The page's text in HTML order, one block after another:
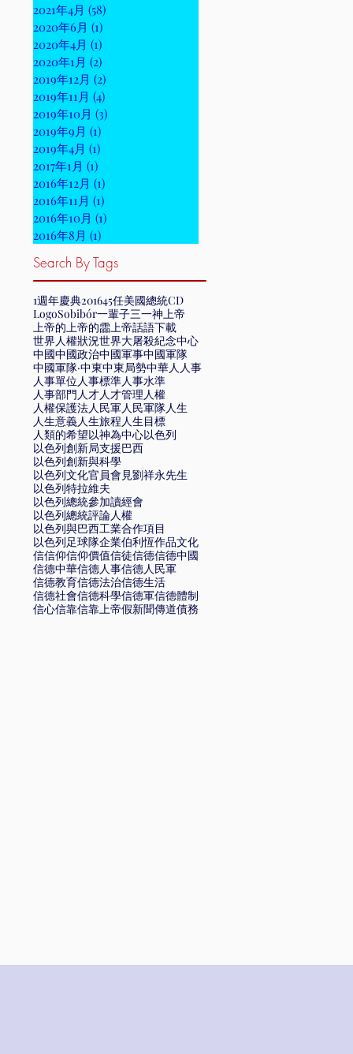
2021年4月 (58)
2020年6月 (1)
2020年4月 (1)
2020年1月 (2)
2019年12月 (2)
2019年11月 (4)
2019年10月 (3)
2019年9月 (1)
2019年4月 (1)
2017年1月 (1)
2016年12月 (1)
2016年11月 (1)
2016年10月 (1)
2016年8月 (1)
Search By Tags
1週年慶典201645任美國總統CD
LogoSobibór一輩子三一神 上帝
上帝的 上帝的霝 上帝話語下載
世界人權狀況世界大屠殺紀念中心
中國中國政治中國軍事中國軍隊
中國軍隊·中東中東局勢中華人 人事
人事單位 人事標準人事水準
人事部門 人才人才管理 人權
人權保護法人民軍人民軍隊人生
人生意義人生旅程 人生目標
人類的希望以神為中心以色列
以色列創新局支援巴西
以色列創新與科學
以色列文化官員會見劉祥永先生
以色列特拉維夫
以色列總統參加讀經會
以色列總統評論人權
以色列與巴西工業合作項目
以色列足球隊企業伯利恆作品文化
信信仰信仰價值信徒信德信德中國
信德中華信德人事信德人民軍
信德教育信德法治信德生活
信德社會信德科學信德軍信德體制
信心信靠信靠上帝假新聞傳道債務